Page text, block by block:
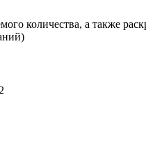
количества, а также